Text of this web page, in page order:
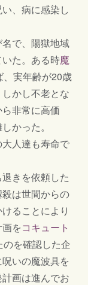
、病に感染し
で、陽獄地域
た。ある時魔
実年齢が20歳
かし不老とな
非常に高価
かった。
人達も寿命で
きを依頼した
は世間からの
ることにより
をコキュート
を確認した企
いの魔波具を
画は進んでお